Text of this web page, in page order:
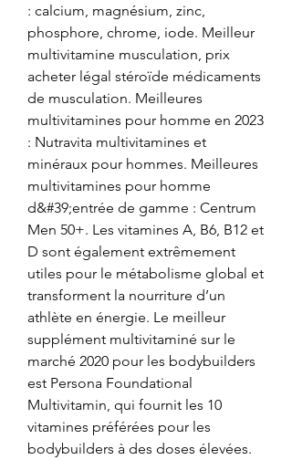
: calcium, magnésium, zinc,
phosphore, chrome, iode. Meilleur
multivitamine musculation, prix
acheter légal stéroïde médicaments
de musculation. Meilleures
multivitamines pour homme en 2023
: Nutravita multivitamines et
minéraux pour hommes. Meilleures
multivitamines pour homme
d&#39;entrée de gamme : Centrum
Men 50+. Les vitamines A, B6, B12 et
D sont également extrêmement
utiles pour le métabolisme global et
transforment la nourriture d’un
athlète en énergie. Le meilleur
supplément multivitaminé sur le
marché 2020 pour les bodybuilders
est Persona Foundational
Multivitamin, qui fournit les 10
vitamines préférées pour les
bodybuilders à des doses élevées.